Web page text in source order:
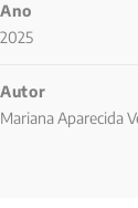
Ano
2025
Autor
Mariana Aparecida